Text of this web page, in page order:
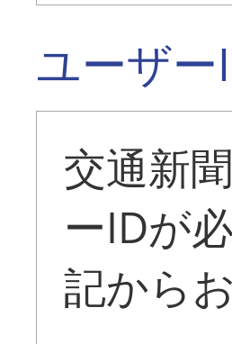
ユーザ
交通新
ーIDが
記から